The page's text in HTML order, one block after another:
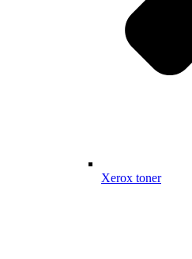
Xerox toner